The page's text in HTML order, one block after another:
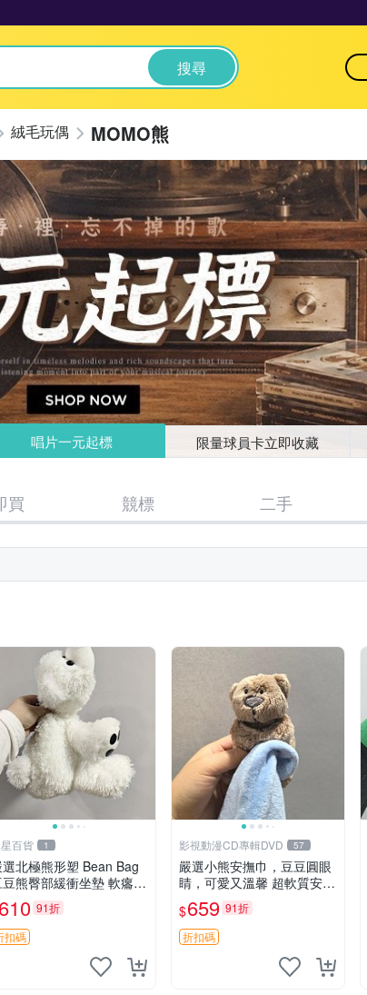
搜尋
絨毛玩偶 MOMO熊
唱片一元起標 限量球員卡立即收藏
買 競標 二手
百貨 1
選北極熊形塑 Bean Bag
熊臀部緩衝坐墊 軟癟癟
舒壓設計 保暖又實用 適合
放松 推薦居家使用 RU
系列 豆豆熊屁屁坐墊 3D
結構
610 91折
扣碼
影視動漫CD專輯DVD 57
嚴選小熊安撫巾，豆豆圓眼
睛，可愛又溫馨 超軟質安撫
巾，豆豆設計，哄睡好幫手
約克豆豆眼安撫巾 數碼豆豆
眼
$659 91折
折扣碼